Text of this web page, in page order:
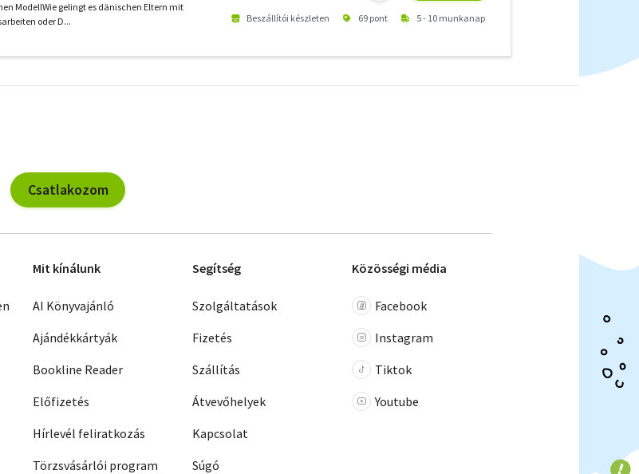
ModellWie gelingt es dänischen Eltern mit
oder D...
Beszállítói készleten 69 pont 5 - 10 munkanap
szűrők
Csatlakozom
Mit kínálunk
AI Könyvajánló
Ajándékkártyák
Bookline Reader
Előfizetés
Hírlevél feliratkozás
Törzsvásárlói program
Segítség
Szolgáltatások
Fizetés
Szállítás
Átvevőhelyek
Kapcsolat
Súgó
Közösségi média
Facebook
Instagram
Tiktok
Youtube